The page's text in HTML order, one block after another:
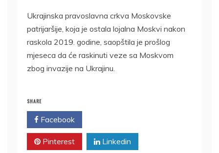
Ukrajinska pravoslavna crkva Moskovske
patrijaršije, koja je ostala lojalna Moskvi nakon
raskola 2019. godine, saopštila je prošlog
mjeseca da će raskinuti veze sa Moskvom
zbog invazije na Ukrajinu.
SHARE
Facebook
Pinterest Linkedin